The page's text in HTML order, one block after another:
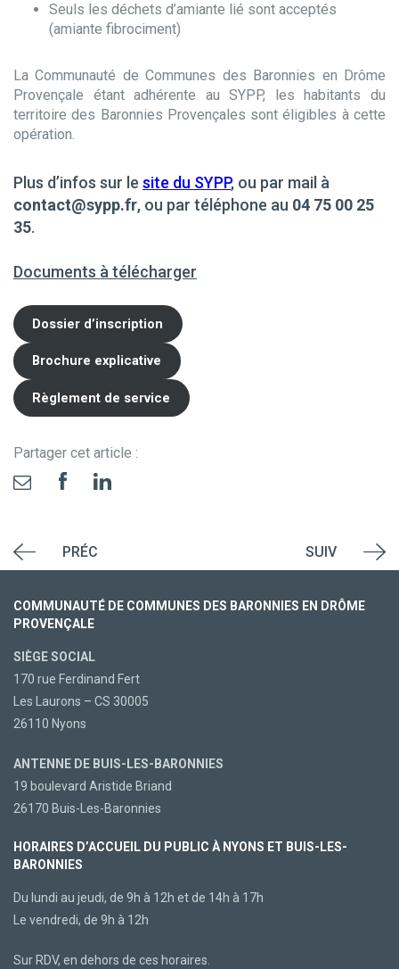
Seuls les déchets d’amiante lié sont acceptés
(amiante fibrociment)
La Communauté de Communes des Baronnies en Drôme
Provençale étant adhérente au SYPP, les habitants du
territoire des Baronnies Provençales sont éligibles à cette
opération.
Plus d’infos sur le site du SYPP, ou par mail à
contact@sypp.fr, ou par téléphone au 04 75 00 25
35.
Documents à télécharger
Dossier d’inscription
Brochure explicative
Règlement de service
Partager cet article :
PRÉC SUIV
COMMUNAUTÉ DE COMMUNES DES BARONNIES EN DRÔME
PROVENÇALE
SIÈGE SOCIAL
170 rue Ferdinand Fert
Les Laurons – CS 30005
26110 Nyons
ANTENNE DE BUIS-LES-BARONNIES
19 boulevard Aristide Briand
26170 Buis-Les-Baronnies
HORAIRES D’ACCUEIL DU PUBLIC À NYONS ET BUIS-LES-
BARONNIES
Du lundi au jeudi, de 9h à 12h et de 14h à 17h
Le vendredi, de 9h à 12h
Sur RDV, en dehors de ces horaires.